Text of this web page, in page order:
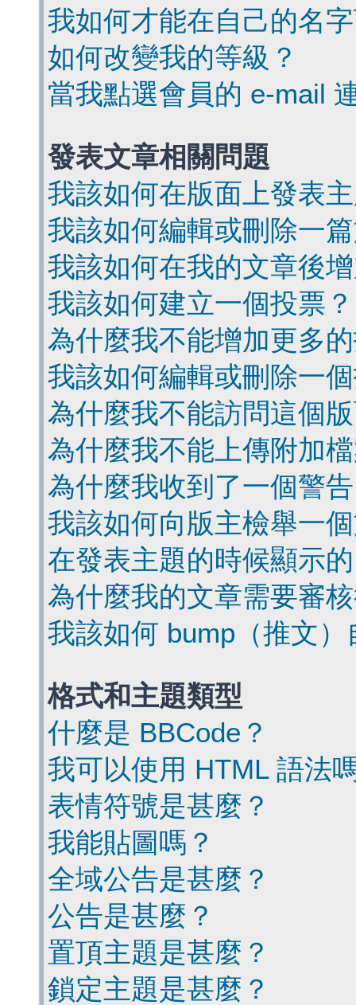
我如何才能在自己的名
如何改變我的等級？
當我點選會員的 e-mail
發表文章相關問題
我該如何在版面上發表
我該如何編輯或刪除一
我該如何在我的文章後
我該如何建立一個投票？
為什麼我不能增加更多
我該如何編輯或刪除一
為什麼我不能訪問這個
為什麼我不能上傳附加
為什麼我收到了一個警
我該如何向版主檢舉一
在發表主題的時候顯示
為什麼我的文章需要審
我該如何 bump（推文
格式和主題類型
什麼是 BBCode？
我可以使用 HTML 語法
表情符號是甚麼？
我能貼圖嗎？
全域公告是甚麼？
公告是甚麼？
置頂主題是甚麼？
鎖定主題是甚麼？